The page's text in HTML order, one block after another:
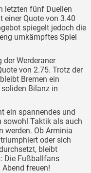
letzten fünf Duellen
einer Quote von 3.40
spiegelt jedoch die
umkämpftes Spiel
der Werderaner
von 2.75. Trotz der
Bremen ein
Bilanz in
ein spannendes und
sowohl Taktik als auch
werden. Ob Arminia
oder sich
bleibt
Die Fußballfans
freuen!